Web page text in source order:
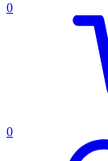
0
0